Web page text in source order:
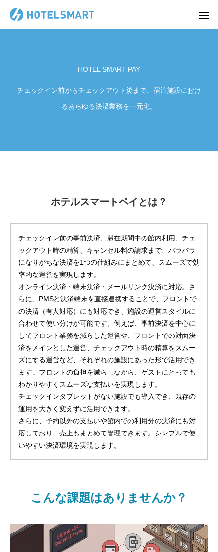
HOTEL SMART PAY
チェックイン前からチェックアウト後まで、宿泊施設におけ
るあらゆる決済業務を一元化。
ホテルスマートペイとは？
チェックイン前の事前決済、滞在期間中の館内利用、チェ
ックアウト時の精算、キャンセル料の請求まで、バラバラ
になりがちな決済を1つの仕組みにまとめて、スムーズで効
率的な運営を実現します。
オンライン決済・端末決済・メールリンク決済に対応。さ
らに、PMSと決済端末を直接連携することで、フロントで
の決済（有人対応）にも対応でき、施設の運営スタイルに
合わせて使い分けが可能です。 例えば、事前決済を中心に
してフロント業務を減らした運営や、フロントでの対面決
済をメインとした運営、チェックアウト時の精算をスムー
ズにする運営など、それぞれの施設にあった形で活用でき
ます。フロントの負担を減らしながら、ゲストにとっても
わかりやすくスムーズな支払いを実現します。
チェックインタブレットがない施設でも導入でき、既存の
運用を大きく変えずに活用できます。
さらに、予約以外の支払いや館内での利用分の決済にも対
応しており、売上もまとめて管理できます。シンプルで使
いやすい決済環境を実現します。
こんな課題はありませんか？